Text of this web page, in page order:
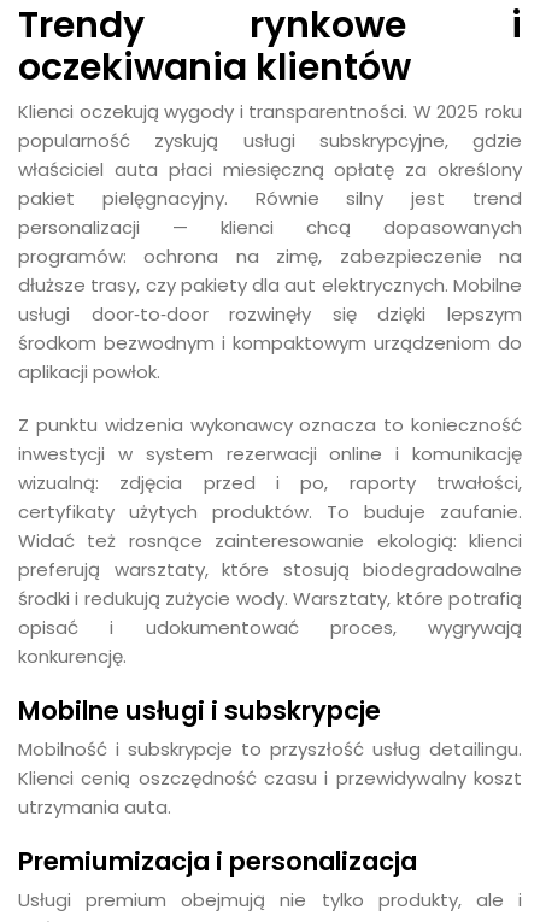
Trendy rynkowe i
oczekiwania klientów
Klienci oczekują wygody i transparentności. W 2025 roku
popularność zyskują usługi subskrypcyjne, gdzie
właściciel auta płaci miesięczną opłatę za określony
pakiet pielęgnacyjny. Równie silny jest trend
personalizacji — klienci chcą dopasowanych
programów: ochrona na zimę, zabezpieczenie na
dłuższe trasy, czy pakiety dla aut elektrycznych. Mobilne
usługi door‑to‑door rozwinęły się dzięki lepszym
środkom bezwodnym i kompaktowym urządzeniom do
aplikacji powłok.
Z punktu widzenia wykonawcy oznacza to konieczność
inwestycji w system rezerwacji online i komunikację
wizualną: zdjęcia przed i po, raporty trwałości,
certyfikaty użytych produktów. To buduje zaufanie.
Widać też rosnące zainteresowanie ekologią: klienci
preferują warsztaty, które stosują biodegradowalne
środki i redukują zużycie wody. Warsztaty, które potrafią
opisać i udokumentować proces, wygrywają
konkurencję.
Mobilne usługi i subskrypcje
Mobilność i subskrypcje to przyszłość usług detailingu.
Klienci cenią oszczędność czasu i przewidywalny koszt
utrzymania auta.
Premiumizacja i personalizacja
Usługi premium obejmują nie tylko produkty, ale i